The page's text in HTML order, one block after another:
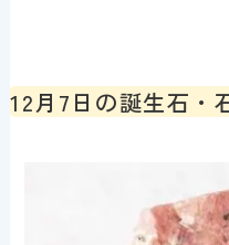
12月7日の誕生石・